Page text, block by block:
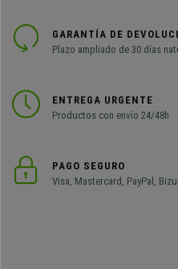
GARANTÍA DE
Plazo ampliado de 30 días
ENTREGA URGENTE
Productos con envío 24/48h
PAGO SEGURO
Visa, Mastercard, PayPal,